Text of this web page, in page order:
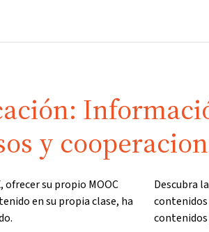
y
ofrecer su propio MOOC
en su propia clase, ha
Descubra